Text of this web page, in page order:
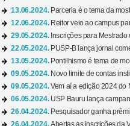
13.06.2024. Parceria é o tema da
12.06.2024. Reitor veio ao campus
29.05.2024. Inscrições para
22.05.2024. PUSP-B lança jornal
13.05.2024. Pontilhismo é tema de
09.05.2024. Novo limite de contas
09.05.2024.Vem aí a edição 2024 do
06.05.2024. USP Bauru lança
26.04.2024. Pesquisador ganha
26.04.2024.Abertas as inscrições da